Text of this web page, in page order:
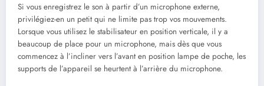
Si vous enregistrez le son à partir d’un microphone externe,
privilégiez-en un petit qui ne limite pas trop vos mouvements.
Lorsque vous utilisez le stabilisateur en position verticale, il y a
beaucoup de place pour un microphone, mais dès que vous
commencez à l’incliner vers l’avant en position lampe de poche, les
supports de l’appareil se heurtent à l’arrière du microphone.